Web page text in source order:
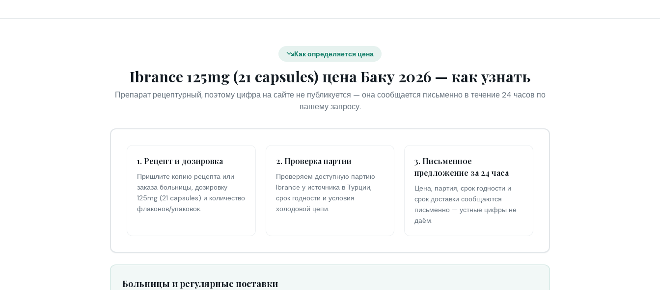
Как определяется цена
Ibrance 125mg (21 capsules) цена Баку 2026 — как узнать
Препарат рецептурный, поэтому цифра на сайте не публикуется — она сообщается письменно в течение 24 часов по
вашему запросу.
1. Рецепт и дозировка
Пришлите копию рецепта или
заказа больницы, дозировку
125mg (21 capsules) и количество
флаконов/упаковок.
2. Проверка партии
Проверяем доступную партию
Ibrance у источника в Турции,
срок годности и условия
холодовой цепи.
3. Письменное
предложение за 24 часа
Цена, партия, срок годности и
срок доставки сообщаются
письменно — устные цифры не
даём.
Больницы и регулярные поставки